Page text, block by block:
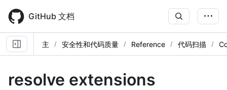
main
content
GitHub 文档
主 安全性和代码质量 Reference 代码扫描
resolve extensions